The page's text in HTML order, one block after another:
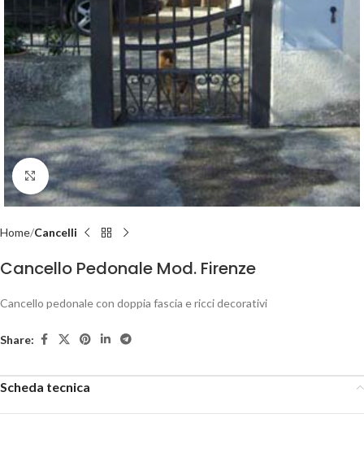
Click to enlarge
Home Cancelli
Cancello Pedonale Mod. Firenze
Cancello pedonale con doppia fascia e ricci decorativi
Share:
Scheda tecnica